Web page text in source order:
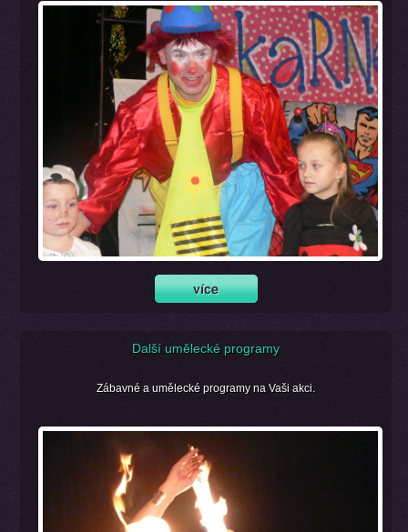
Další umělecké programy
Zábavné a umělecké programy na Vaši akci.